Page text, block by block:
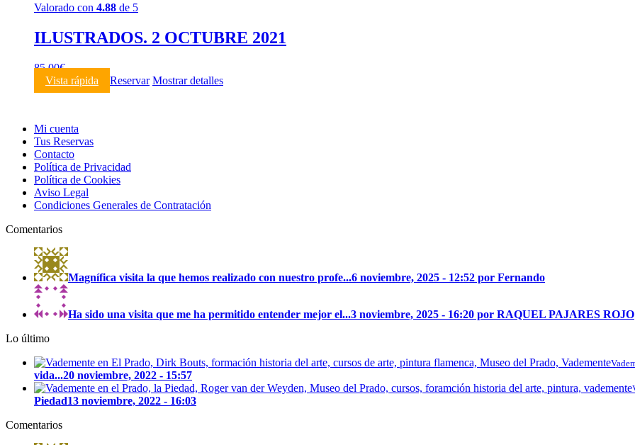
Valorado con 4.88 de 5
ILUSTRADOS. 2 OCTUBRE 2021
85,00€
Vista rápida
Reservar Mostrar detalles
Mi cuenta
Tus Reservas
Contacto
Política de Privacidad
Política de Cookies
Aviso Legal
Condiciones Generales de Contratación
Comentarios
Magnífica visita la que hemos realizado con nuestro profe...6 noviembre, 2025 - 12:52 por Fernando
Ha sido una visita que me ha permitido entender mejor el...3 noviembre, 2025 - 16:20 por RAQUEL PAJARES ROJO
Lo último
vida...20 noviembre, 2022 - 15:57
Piedad13 noviembre, 2022 - 16:03
Comentarios